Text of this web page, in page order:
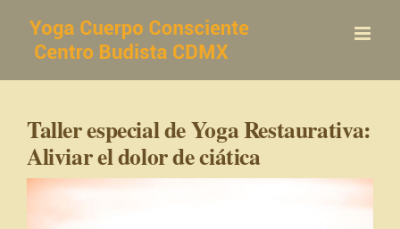
contenido
Taller especial de Yoga Restaurativa:
Aliviar el dolor de ciática